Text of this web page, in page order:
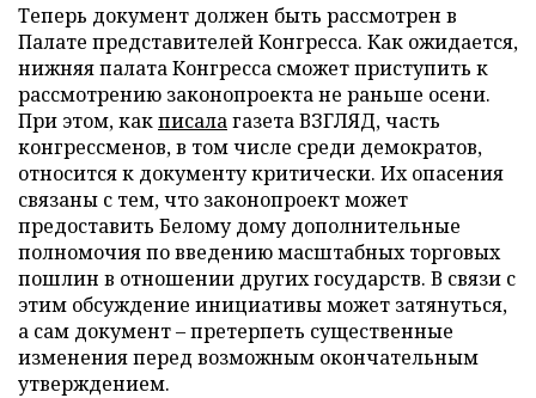
Теперь документ должен быть рассмотрен в
Палате представителей Конгресса. Как ожидается,
нижняя палата Конгресса сможет приступить к
рассмотрению законопроекта не раньше осени.
При этом, какписалагазета ВЗГЛЯД, часть
конгрессменов, в том числе среди демократов,
относится к документу критически. Их опасения
связаны с тем, что законопроект может
предоставить Белому дому дополнительные
полномочия по введению масштабных торговых
пошлин в отношении других государств. В связи с
этим обсуждение инициативы может затянуться,
а сам документ – претерпеть существенные
изменения перед возможным окончательным
утверждением.